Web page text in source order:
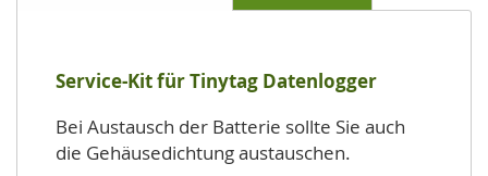
Service-Kit für Tinytag Datenlogger
Bei Austausch der Batterie sollte Sie auch
die Gehäusedichtung austauschen.